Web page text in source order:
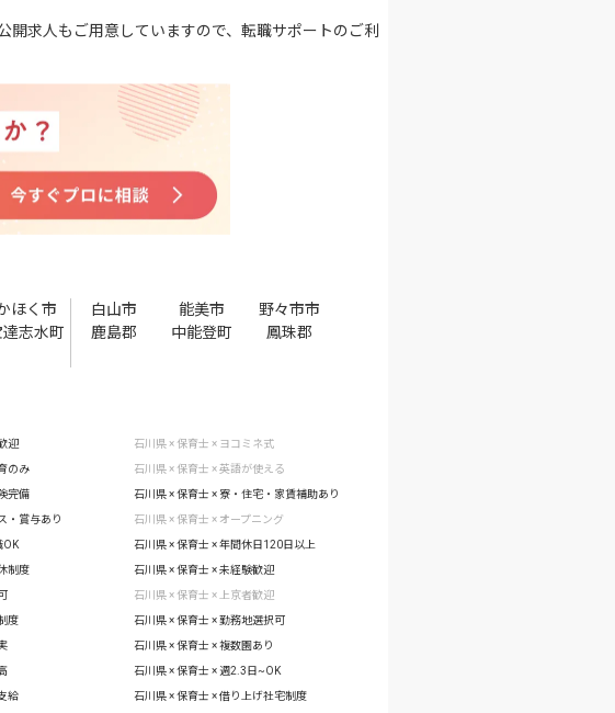
開求人もご用意していますので、転職サポートのご利
ほく市 白山市 能美市
野々市市
達志水町 鹿島郡 中能登町
鳳珠郡
迎 石川県 × 保育士 × ヨコミネ式
のみ 石川県 × 保育士 × 英語が使える
完備 石川県 × 保育士 × 寮・住宅・家賃補助あり
・賞与あり 石川県 × 保育士 × オープニング
OK 石川県 × 保育士 × 年間休日120日以上
制度 石川県 × 保育士 × 未経験歓迎
石川県 × 保育士 × 上京者歓迎
度 石川県 × 保育士 × 勤務地選択可
石川県 × 保育士 × 複数園あり
石川県 × 保育士 × 週2.3日~OK
給 石川県 × 保育士 × 借り上げ社宅制度